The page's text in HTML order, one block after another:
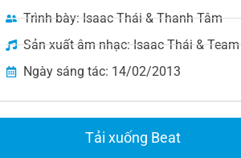
Trình bày: Isaac Thái & Thanh Tâm
Sản xuất âm nhạc: Isaac Thái & Team
Ngày sáng tác: 14/02/2013
Tải xuống Beat